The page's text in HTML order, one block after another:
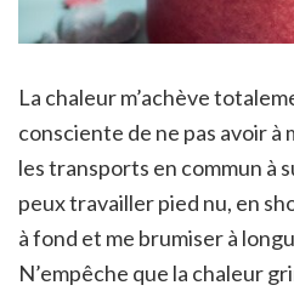
La chaleur m’achève
consciente de ne pas avoir à
les transports en commun à
peux travailler pied nu, en
à fond et me brumiser à
N’empêche que la chaleur